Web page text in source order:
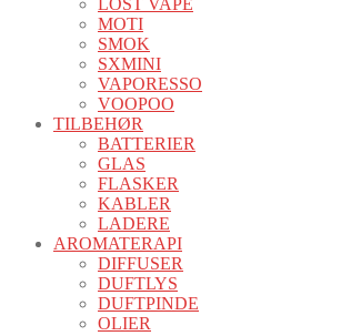
LOST VAPE
MOTI
SMOK
SXMINI
VAPORESSO
VOOPOO
TILBEHØR
BATTERIER
GLAS
FLASKER
KABLER
LADERE
AROMATERAPI
DIFFUSER
DUFTLYS
DUFTPINDE
OLIER